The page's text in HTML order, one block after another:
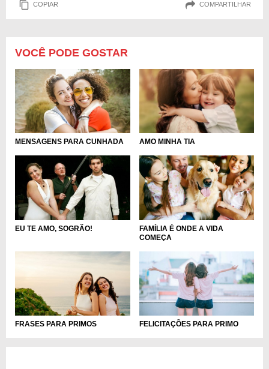
COPIAR COMPARTILHAR
VOCÊ PODE GOSTAR
MENSAGENS PARA CUNHADA AMO MINHA TIA
EU TE AMO, SOGRÃO!
FAMÍLIA É ONDE A VIDA
COMEÇA
FRASES PARA PRIMOS FELICITAÇÕES PARA PRIMO